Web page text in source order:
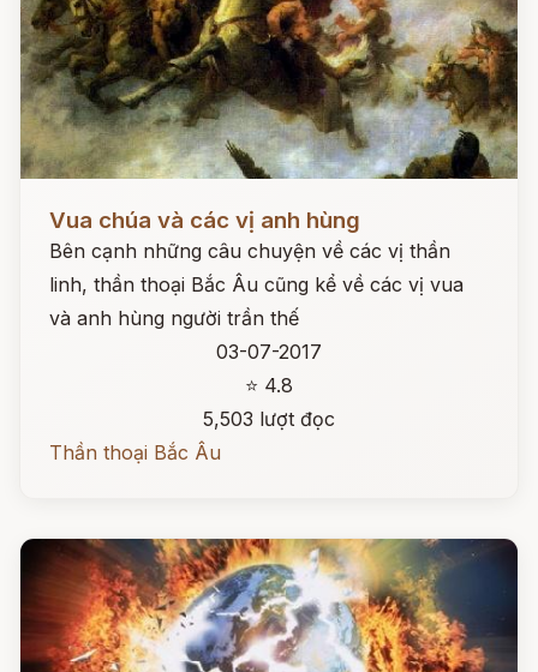
Vua chúa và các vị anh hùng
Bên cạnh những câu chuyện về các vị thần
linh, thần thoại Bắc Âu cũng kể về các vị vua
và anh hùng người trần thế
03-07-2017
⭐ 4.8
5,503 lượt đọc
Thần thoại Bắc Âu